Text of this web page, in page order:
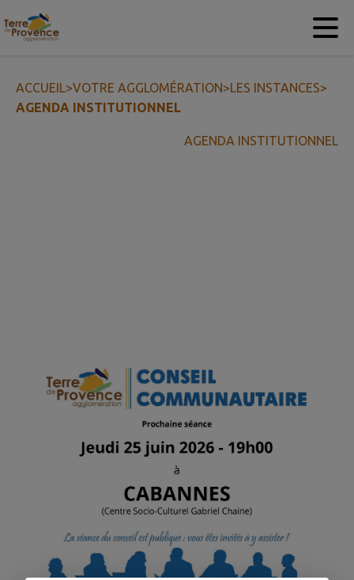
Contenu
ACCUEIL>VOTRE AGGLOMÉRATION>LES INSTANCES>
AGENDA INSTITUTIONNEL
AGENDA INSTITUTIONNEL